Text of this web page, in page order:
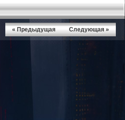
« Предыдущая Следующая »